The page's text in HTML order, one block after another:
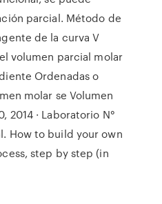
parcial. Método de
de la curva V
volumen parcial molar
Ordenadas o
molar se Volumen
2014 · Laboratorio N°
How to build your own
step by step (in